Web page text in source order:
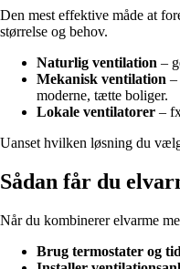
Den mest effektive måde at
størrelse og behov.
Naturlig ventilation –
Mekanisk ventilation –
moderne, tætte boliger.
Lokale ventilatorer –
Uanset hvilken løsning du
Sådan får du
Når du kombinerer elvarme
Brug termostater og